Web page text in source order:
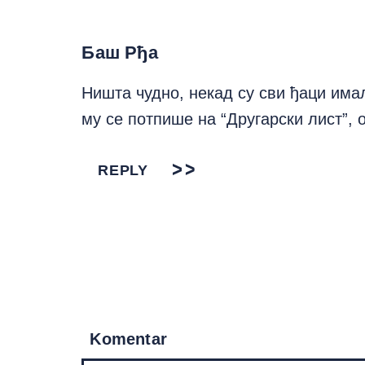
Баш Рђа
Ништа чудно, некад су сви ђаци
му се потпише на “Другарски
REPLY
Komentar